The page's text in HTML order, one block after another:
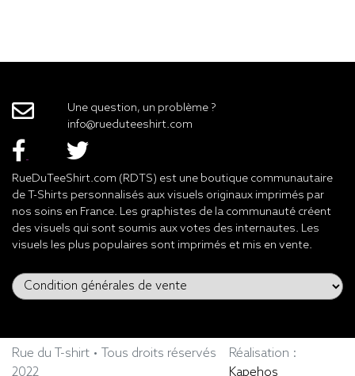
Une question, un problème ?
info@rueduteeshirt.com
RueDuTeeShirt.com (RDTS) est une boutique communautaire
de T-Shirts personnalisés aux visuels originaux imprimés par
nos soins en France. Les graphistes de la communauté créent
des visuels qui sont soumis aux votes des internautes. Les
visuels les plus populaires sont imprimés et mis en vente.
Rue du T-shirt • Tous droits réservés
2022
Réalisation :
Kapehos